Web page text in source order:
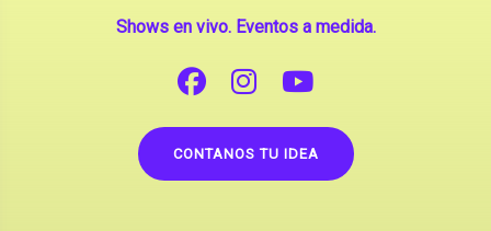
Shows en vivo. Eventos a medida.
CONTANOS TU IDEA